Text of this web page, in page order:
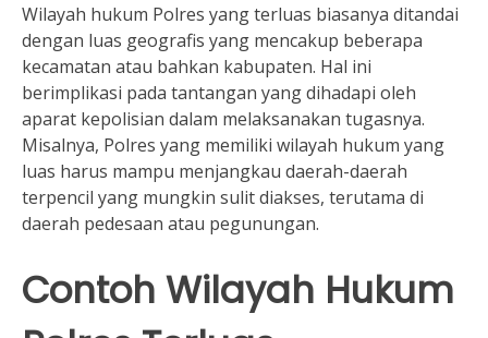
Wilayah hukum Polres yang terluas biasanya ditandai
dengan luas geografis yang mencakup beberapa
kecamatan atau bahkan kabupaten. Hal ini
berimplikasi pada tantangan yang dihadapi oleh
aparat kepolisian dalam melaksanakan tugasnya.
Misalnya, Polres yang memiliki wilayah hukum yang
luas harus mampu menjangkau daerah-daerah
terpencil yang mungkin sulit diakses, terutama di
daerah pedesaan atau pegunungan.
Contoh Wilayah Hukum